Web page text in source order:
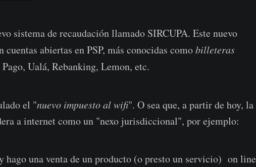
sistema de recaudación llamado SIRCUPA. Este nuevo
abiertas en PSP, más conocidas comobilleteras
Ualá, Rebanking, Lemon, etc.
el "nuevo impuesto al wifi". O sea que, a partir de hoy, la
a internet como un "nexo jurisdiccional", por ejemplo:
hago una venta de un producto (o presto un servicio) on line